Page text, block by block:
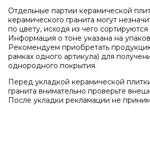
Отдельные партии керамической
керамического гранита могут
по цвету, исходя из чего сортируются
Информация о тоне указана на
Рекомендуем приобретать
рамках одного артикула) для
однородного покрытия.
Перед укладкой керамической
гранита внимательно проверьте
После укладки рекламации не